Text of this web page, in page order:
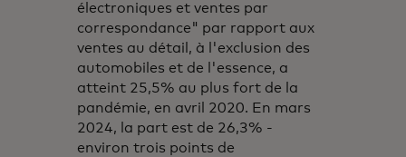
électroniques et ventes par
correspondance" par rapport aux
ventes au détail, à l'exclusion des
automobiles et de l'essence, a
atteint 25,5% au plus fort de la
pandémie, en avril 2020. En mars
2024, la part est de 26,3% -
environ trois points de